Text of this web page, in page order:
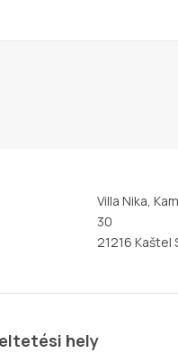
Villa Nika,
30
21216 Kaštel
hely